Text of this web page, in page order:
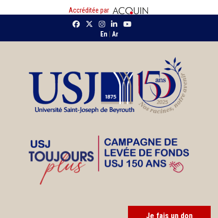
Accréditée par
En Ar
Je fais un don